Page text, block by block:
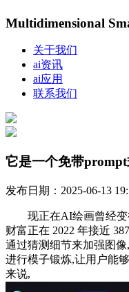
Multidimensional
关于我们
ai资讯
ai应用
联系我们
它是一个免带
发布日期：2025-06-13
现正在AI绘画曾经变
财富正在 2022 年接近
通过猜测细节来加强图
进行模子锻炼,让用户能
来说,